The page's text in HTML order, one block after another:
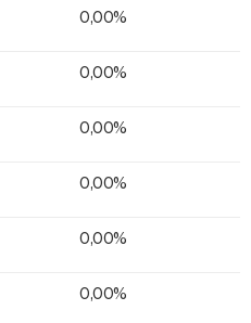
0,00%
0,00%
0,00%
0,00%
0,00%
0,00%